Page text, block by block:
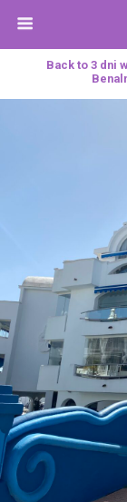
Back to 3 dni